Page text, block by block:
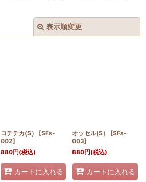
表示順変更
コチチカ(S） [SFs-
002]
880円(税込)
カートに入れる
オッセル(S） [SFs-
003]
880円(税込)
カートに入れる